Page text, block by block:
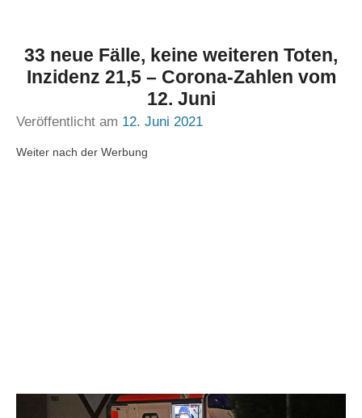
33 neue Fälle, keine weiteren Toten,
Inzidenz 21,5 – Corona-Zahlen vom
12. Juni
Veröffentlicht am 12. Juni 2021
Weiter nach der Werbung